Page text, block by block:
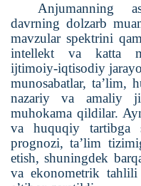
Anjumanning
davrning dolzarb
mavzular spektrini
intellekt va katta
ijtimoiy-iqtisodiy
munosabatlar, ta’lim,
nazariy va amaliy
muhokama qildilar.
va huquqiy tartibga
prognozi, ta’lim
etish, shuningdek
va ekonometrik tahlili